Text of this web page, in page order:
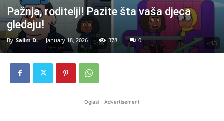
Pažnja, roditelji! Pazite šta vaša djeca
gledaju!
By Salim D. - January 18, 2026 378 0
Oglasi - Advertisement